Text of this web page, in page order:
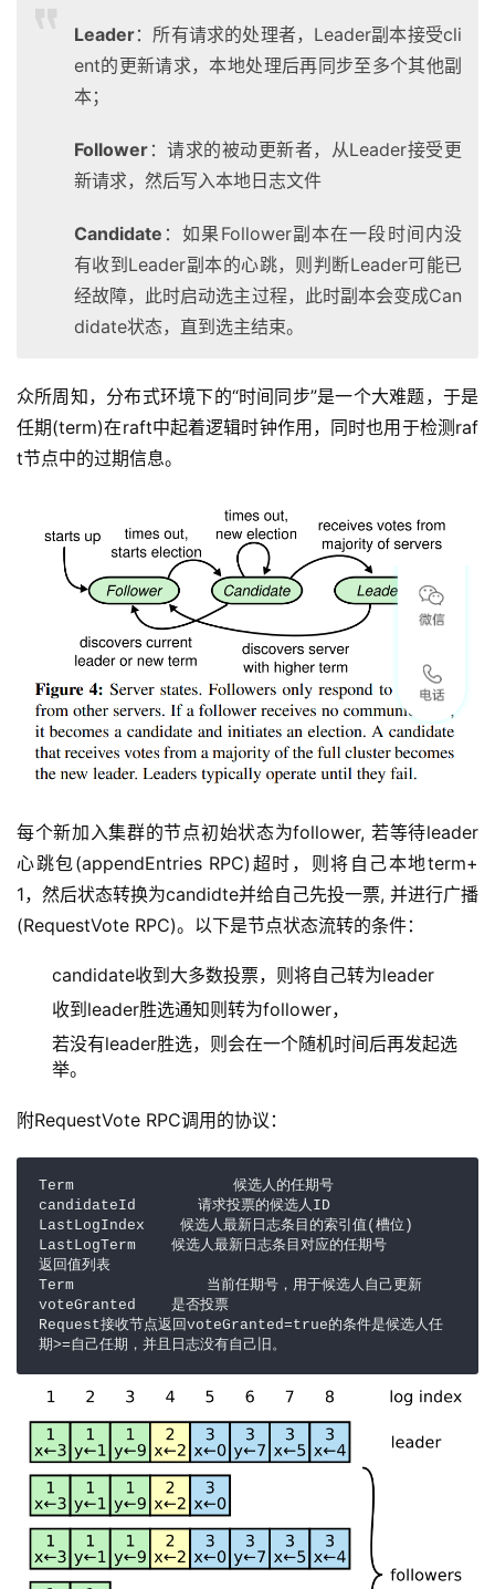
Leader：所有请求的处理者，Leader副本接受cli
ent的更新请求，本地处理后再同步至多个其他副
本；
Follower ：请求的被动更新者，从Leader接受更
新请求，然后写入本地日志文件
Candidate ：如果Follower副本在一段时间内没
有收到Leader副本的心跳，则判断Leader可能已
经故障，此时启动选主过程，此时副本会变成Can
didate状态，直到选主结束。
众所周知，分布式环境下的“时间同步”是一个大难题，于是
任期(term)在raft中起着逻辑时钟作用，同时也用于检测raf
t节点中的过期信息。
每个新加入集群的节点初始状态为follower, 若等待leader
心跳包(appendEntries RPC)超时，则将自己本地term+
1，然后状态转换为candidte并给自己先投一票, 并进行广播
(RequestVote RPC)。以下是节点状态流转的条件：
candidate收到大多数投票，则将自己转为leader
收到leader胜选通知则转为follower，
若没有leader胜选，则会在一个随机时间后再发起选
举。
附RequestVote RPC调用的协议：
Term                  候选人的任期号
candidateId       请求投票的候选人ID
LastLogIndex    候选人最新日志条目的索引值(槽位)
LastLogTerm    候选人最新日志条目对应的任期号
返回值列表
Term               当前任期号，用于候选人自己更新
voteGranted    是否投票
Request接收节点返回voteGranted=true的条件是候选人任
期>=自己任期，并且日志没有自己旧。